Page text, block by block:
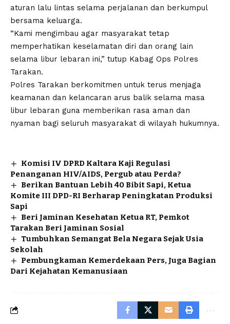
aturan lalu lintas selama perjalanan dan berkumpul
bersama keluarga.
“Kami mengimbau agar masyarakat tetap
memperhatikan keselamatan diri dan orang lain
selama libur lebaran ini,” tutup Kabag Ops Polres
Tarakan.
Polres Tarakan berkomitmen untuk terus menjaga
keamanan dan kelancaran arus balik selama masa
libur lebaran guna memberikan rasa aman dan
nyaman bagi seluruh masyarakat di wilayah hukumnya.
Komisi IV DPRD Kaltara Kaji Regulasi
Penanganan HIV/AIDS, Pergub atau Perda?
Berikan Bantuan Lebih 40 Bibit Sapi, Ketua
Komite III DPD-RI Berharap Peningkatan Produksi
Sapi
Beri Jaminan Kesehatan Ketua RT, Pemkot
Tarakan Beri Jaminan Sosial
Tumbuhkan Semangat Bela Negara Sejak Usia
Sekolah
Pembungkaman Kemerdekaan Pers, Juga Bagian
Dari Kejahatan Kemanusiaan